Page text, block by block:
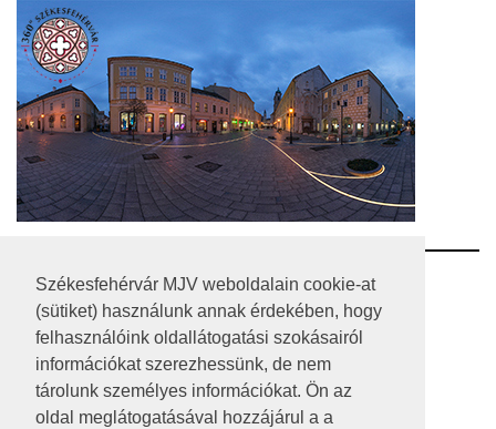
Székesfehérvár MJV weboldalain cookie-at
(sütiket) használunk annak érdekében, hogy
felhasználóink oldallátogatási szokásairól
információkat szerezhessünk, de nem
tárolunk személyes információkat. Ön az
oldal meglátogatásával hozzájárul a a
RSS
A HONLAP 2017.03.31-I ÁLLAPOTA
JOGI NYILATKOZAT
IMPRESSZUM